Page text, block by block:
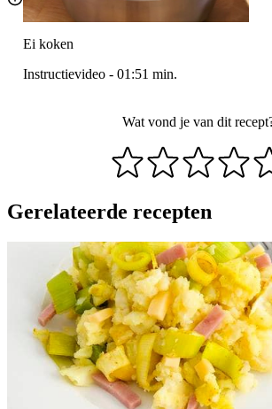
Ei koken
Instructievideo - 01:51 min.
Wat vond je van dit
Gerelateerde recepten